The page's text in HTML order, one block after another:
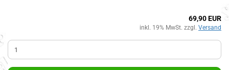
69,90 EUR
inkl. 19% MwSt. zzgl. Versand